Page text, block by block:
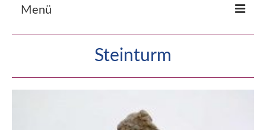
Menü
Zur Naturheilpraxis von Elisabeth Jaskolla
Zum Seminarzentrum von Donald Jaskolla
Steinturm